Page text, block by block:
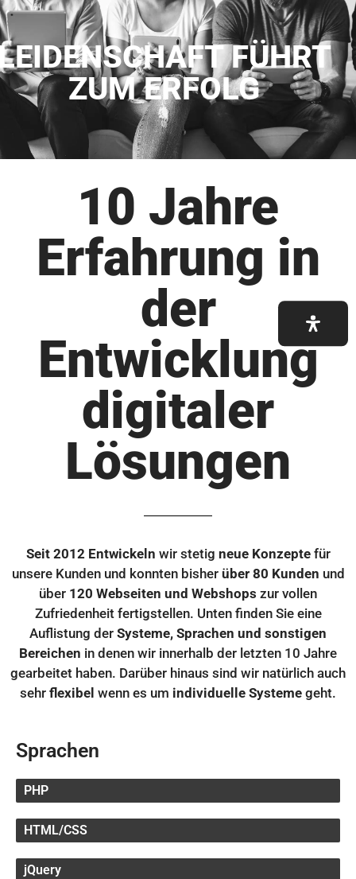
FÜHRT
ZUM ERFOLG
10 Jahre
Erfahrung in
der
Entwicklung
digitaler
Lösungen
Seit 2012 Entwickeln wir stetig neue Konzeptefür
unsere Kunden und konnten bisher über 80 Kunden und
über 120 Webseiten und Webshops zur vollen
Zufriedenheit fertigstellen. Unten finden Sie eine
Auflistung der Systeme, Sprachen und sonstigen
Bereichen in denen wir innerhalb der letzten 10 Jahre
gearbeitet haben. Darüber hinaus sind wir natürlich auch
sehr flexibel wenn es um individuelle Systeme geht.
Sprachen
PHP
HTML/CSS
jQuery